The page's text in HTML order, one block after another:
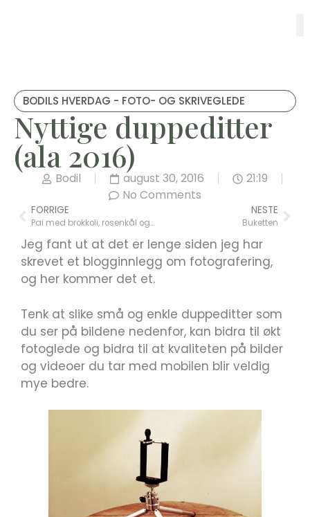
BODILS HVERDAG - FOTO- OG SKRIVEGLEDE
Nyttige duppeditter
(ala 2016)
Bodil august 30, 2016
21:19
No Comments
FORRIGE
Pai med brokkoli, rosenkål og fetaost
NESTE
Buketten
Jeg fant ut at det er lenge siden jeg har
skrevet et blogginnlegg om fotografering,
og her kommer det et.
Tenk at slike små og enkle duppeditter som
du ser på bildene nedenfor, kan bidra til økt
fotoglede og bidra til at kvaliteten på bilder
og videoer du tar med mobilen blir veldig
mye bedre.